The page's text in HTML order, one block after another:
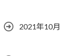
2021年10月